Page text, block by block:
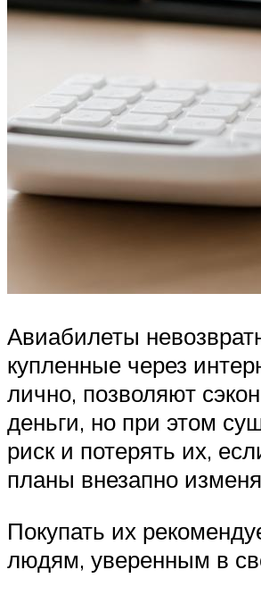
Авиабилеты
купленные через
лично, позволяют
деньги, но при этом
риск и потерять их,
планы внезапно
Покупать их
людям, уверенным в